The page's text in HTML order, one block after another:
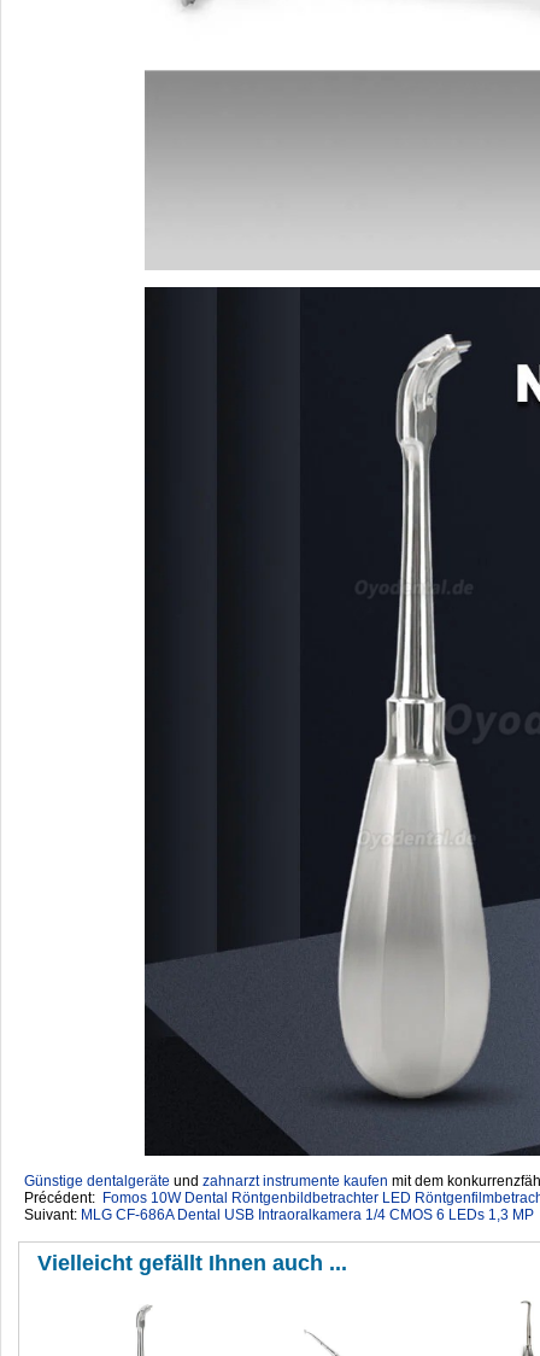
Günstige dentalgeräte ‎ und zahnarzt instrumente kaufen mit dem
Précédent: Fomos 10W Dental Röntgenbildbetrachter LED
Suivant: MLG CF-686A Dental USB Intraoralkamera 1/4 CMOS 6 LEDs 1,3 MP
Vielleicht gefällt Ihnen auch ...